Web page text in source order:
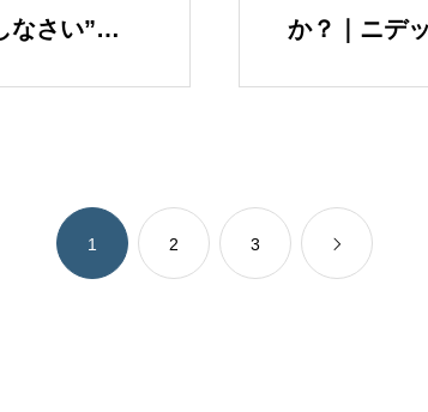
さい”が
か？｜ニデ
1 2 3